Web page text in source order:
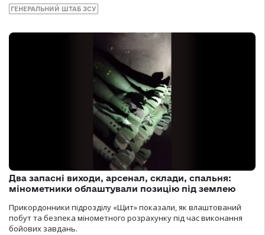
ГЕНЕРАЛЬНИЙ ШТАБ ЗСУ
Два запасні виходи, арсенал, склади, спальня:
мінометники облаштували позицію під землею
Прикордонники підрозділу «Щит» показали, як влаштований
побут та безпека мінометного розрахунку під час виконання
бойових завдань.